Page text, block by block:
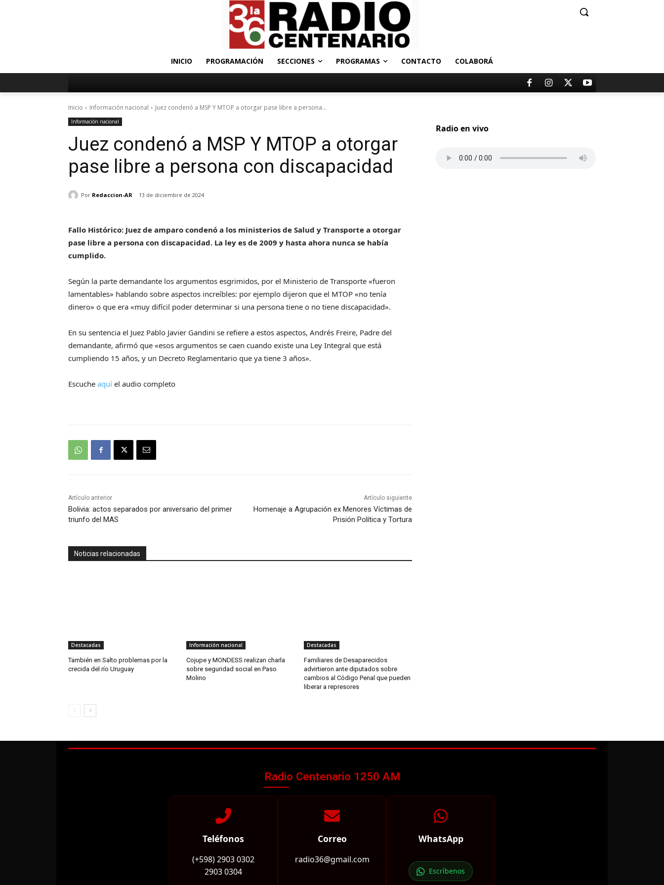
INICIO PROGRAMACIÓN SECCIONES PROGRAMAS CONTACTO COLABORÁ
Inicio Información nacional Juez condenó a MSP Y MTOP a otorgar pase libre a persona...
Información nacional
Juez condenó a MSP Y MTOP a otorgar
pase libre a persona con discapacidad
Por Redaccion-AR 13 de diciembre de 2024
Fallo Histórico: Juez de amparo condenó a los ministerios de Salud y Transporte a otorgar
pase libre a persona con discapacidad. La ley es de 2009 y hasta ahora nunca se había
cumplido.
Según la parte demandante los argumentos esgrimidos, por el Ministerio de Transporte «fueron
lamentables» hablando sobre aspectos increíbles: por ejemplo dijeron que el MTOP «no tenía
dinero» o que era «muy difícil poder determinar si una persona tiene o no tiene discapacidad».
En su sentencia el Juez Pablo Javier Gandini se refiere a estos aspectos, Andrés Freire, Padre del
demandante, afirmó que «esos argumentos se caen cuando existe una Ley Integral que está
cumpliendo 15 años, y un Decreto Reglamentario que ya tiene 3 años».
Escuche aquí el audio completo
Artículo anterior
Bolivia: actos separados por aniversario del primer
triunfo del MAS
Artículo siguiente
Homenaje a Agrupación ex Menores Víctimas de
Prisión Política y Tortura
Noticias relacionadas
Destacadas
También en Salto problemas por la
crecida del río Uruguay
Información nacional
Cojupe y MONDESS realizan charla
sobre seguridad social en Paso
Molino
Destacadas
Familiares de Desaparecidos
advirtieron ante diputados sobre
cambios al Código Penal que pueden
liberar a represores
Radio en vivo
Radio Centenario 1250 AM
Teléfonos
(+598) 2903 0302
2903 0304
Correo
radio36@gmail.com
WhatsApp
Escríbenos